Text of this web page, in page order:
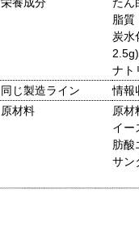
脂
炭水
ナト
同じ製造ライン
情報
原材料
原材
イー
肪酸
サン